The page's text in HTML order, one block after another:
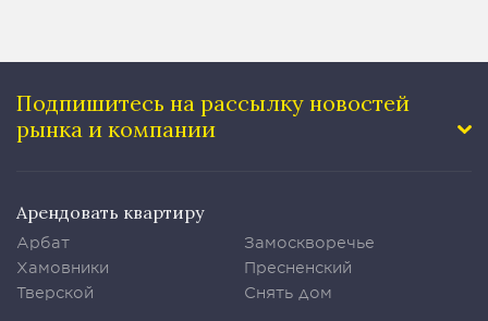
Подпишитесь на рассылку новостей
рынка и компании
Арендовать квартиру
Арбат
Хамовники
Тверской
Замоскворечье
Пресненский
Снять дом